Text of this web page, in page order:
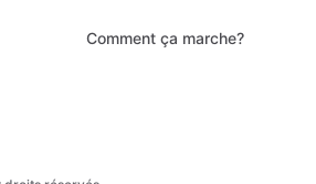
Comment ça marche?